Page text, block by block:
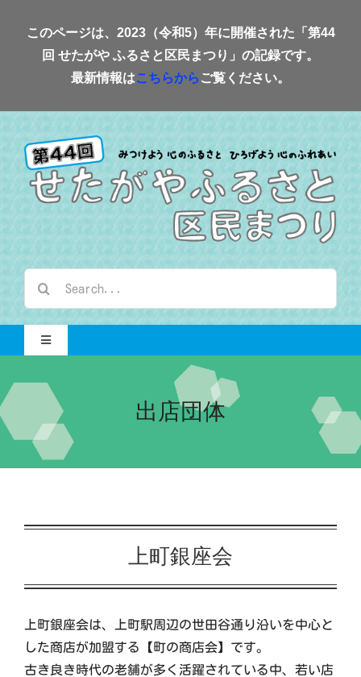
このページは、2023（令和5）年に開催された「第44
回 せたがや ふるさと区民まつり」の記録です。
最新情報はこちらから ご覧ください。
…
Toggle
Navigation
Home-2023-
イベント
実行委員会について
出店団体
上町銀座会
上町銀座会は、上町駅周辺の世田谷通り沿いを中心と
した商店が加盟する【町の商店会】です。
古き良き時代の老舗が多く活躍されている中、若い店